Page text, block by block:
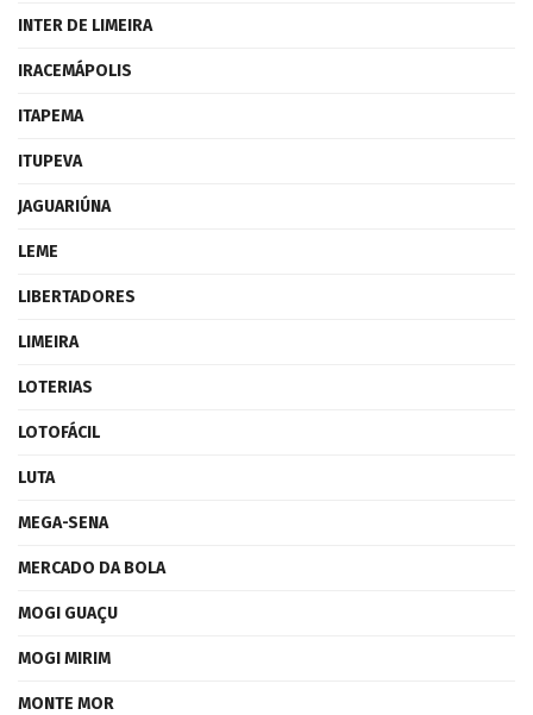
INTER DE LIMEIRA
IRACEMÁPOLIS
ITAPEMA
ITUPEVA
JAGUARIÚNA
LEME
LIBERTADORES
LIMEIRA
LOTERIAS
LOTOFÁCIL
LUTA
MEGA-SENA
MERCADO DA BOLA
MOGI GUAÇU
MOGI MIRIM
MONTE MOR